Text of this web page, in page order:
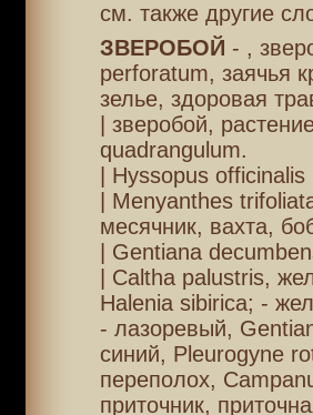
см. также другие
ЗВЕРОБОЙ - ,
perforatum, заячья
зелье, здоровая
| зверобой,
quadrangulum.
| Hyssopus officinalis
| Menyanthes
месячник, вахта,
| Gentiana
| Caltha palustris,
Halenia sibirica; -
- лазоревый,
синий, Pleurogyne
переполох,
приточник,